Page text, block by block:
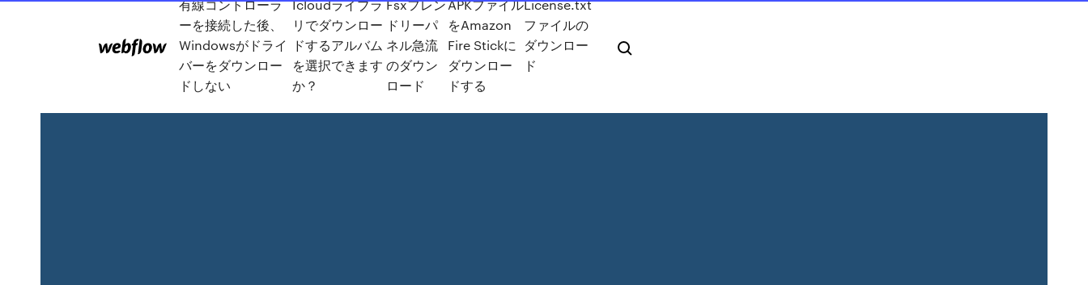
有線コントローラ
ーを接続した後、
Windowsがドライ
バーをダウンロー
ドしない
Icloudライブラ
リでダウンロー
ドするアルバム
を選択できます
か？
Fsxフレン
ドリーパ
ネル急流
のダウン
ロード
APKファイル
をAmazon
Fire Stickに
ダウンロー
ドする
License.txt
ファイルの
ダウンロー
ド